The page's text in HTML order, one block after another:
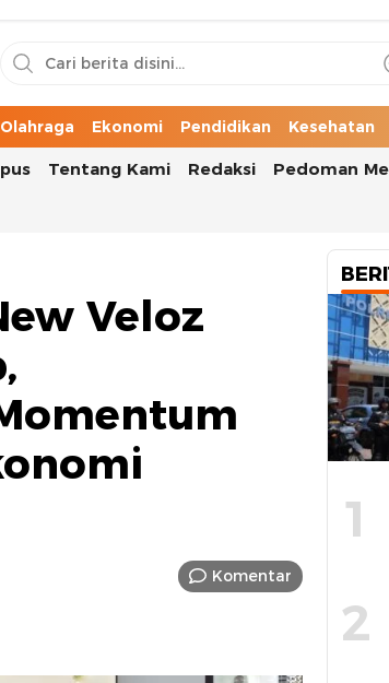
Olahraga Ekonomi Pendidikan Kesehatan
Tentang Kami Redaksi Pedoman
Veloz
Komentar
1
2